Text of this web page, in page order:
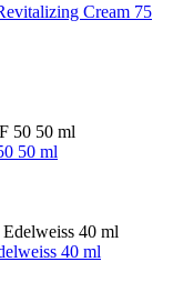
Cream 75
50 ml
40 ml